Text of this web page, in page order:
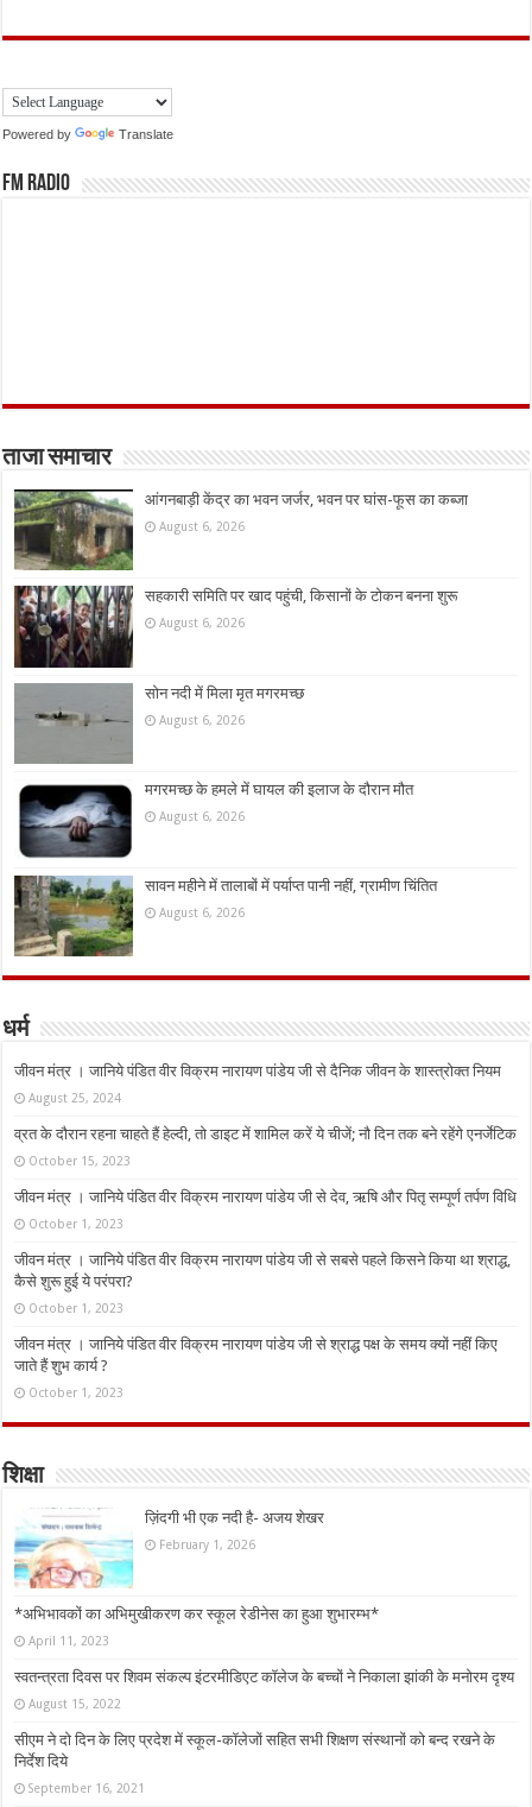
Powered by Translate
FM Radio
ताजा समाचार
आंगनबाड़ी केंद्र का भवन जर्जर, भवन पर घांस-फूस का कब्जा
August 6, 2026
सहकारी समिति पर खाद पहुंची, किसानों के टोकन बनना शुरू
August 6, 2026
सोन नदी में मिला मृत मगरमच्छ
August 6, 2026
मगरमच्छ के हमले में घायल की इलाज के दौरान मौत
August 6, 2026
सावन महीने में तालाबों में पर्याप्त पानी नहीं, ग्रामीण चिंतित
August 6, 2026
धर्म
जीवन मंत्र । जानिये पंडित वीर विक्रम नारायण पांडेय जी से दैनिक जीवन के शास्त्रोक्त नियम
August 25, 2024
व्रत के दौरान रहना चाहते हैं हेल्दी, तो डाइट में शामिल करें ये चीजें; नौ दिन तक बने रहेंगे एनर्जेटिक
October 15, 2023
जीवन मंत्र । जानिये पंडित वीर विक्रम नारायण पांडेय जी से देव, ऋषि और पितृ सम्पूर्ण तर्पण विधि
October 1, 2023
जीवन मंत्र । जानिये पंडित वीर विक्रम नारायण पांडेय जी से सबसे पहले किसने किया था श्राद्ध,
कैसे शुरू हुई ये परंपरा?
October 1, 2023
जीवन मंत्र । जानिये पंडित वीर विक्रम नारायण पांडेय जी से श्राद्ध पक्ष के समय क्यों नहीं किए
जाते हैं शुभ कार्य ?
October 1, 2023
शिक्षा
ज़िंदगी भी एक नदी है- अजय शेखर
February 1, 2026
*अभिभावकों का अभिमुखीकरण कर स्कूल रेडीनेस का हुआ शुभारम्भ*
April 11, 2023
स्वतन्त्रता दिवस पर शिवम संकल्प इंटरमीडिएट कॉलेज के बच्चों ने निकाला झांकी के मनोरम दृश्य
August 15, 2022
सीएम ने दो दिन के लिए प्रदेश में स्कूल-कॉलेजों सहित सभी शिक्षण संस्थानों को बन्द रखने के
निर्देश दिये
September 16, 2021